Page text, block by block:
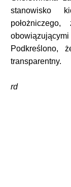
stanowisko
Podkreślono,
transparentny.
rd